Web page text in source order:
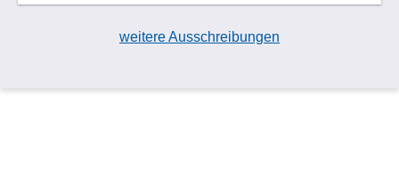
weitere Ausschreibungen